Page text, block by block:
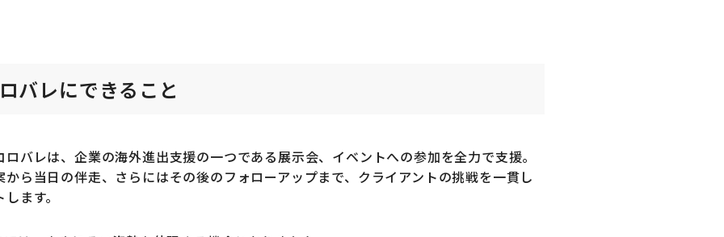
バレにできること
ロバレは、企業の海外進出支援の一つである展示会、イベントへの参加を全力で支援。
から当日の伴走、さらにはその後のフォローアップまで、クライアントの挑戦を一貫し
ます。